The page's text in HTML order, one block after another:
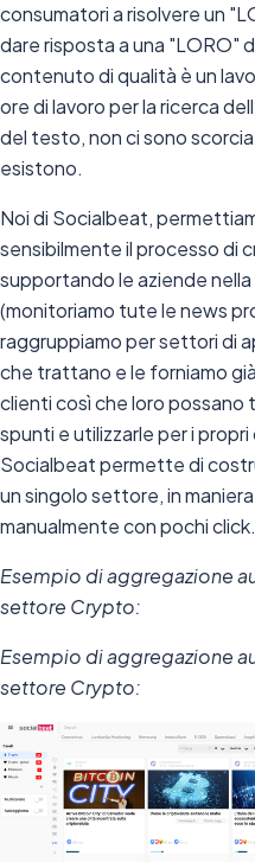
consumatori a risolvere un
dare risposta a una "LORO"
contenuto di qualità è un
ore di lavoro per la ricerca
del testo, non ci sono
esistono.
Noi di Socialbeat,
sensibilmente il processo di
supportando le aziende
(monitoriamo tute le news
raggruppiamo per settori di
che trattano e le forniamo
clienti così che loro
spunti e utilizzarle per i
Socialbeat permette di
un singolo settore, in
manualmente con pochi click.
Esempio di aggregazione
settore Crypto:
Esempio di aggregazione
settore Crypto: